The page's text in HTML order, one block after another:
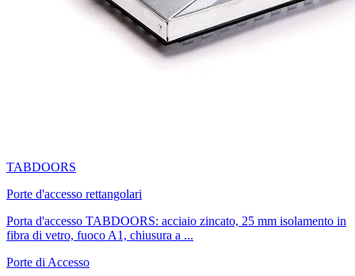
TABDOORS
Porte d'accesso rettangolari
Porta d'accesso TABDOORS: acciaio zincato, 25 mm isolamento in
fibra di vetro, fuoco A1, chiusura a ...
Porte di Accesso